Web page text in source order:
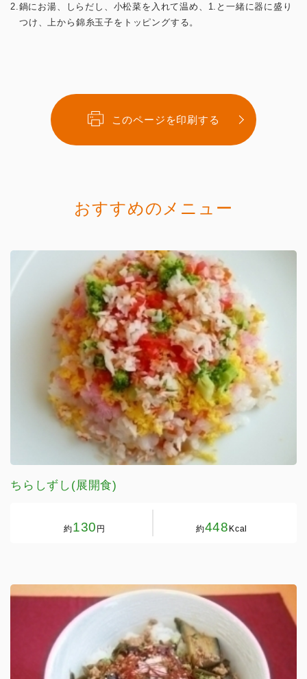
2.鍋にお湯、しらだし、小松菜を入れて温め、1.と一緒に器に盛り
つけ、上から錦糸玉子をトッピングする。
このページを印刷する
おすすめのメニュー
ちらしずし(展開食)
約130 円 約448 Kcal